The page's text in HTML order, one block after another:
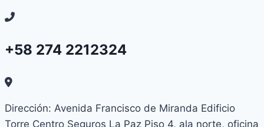
+58 274 2212324
Dirección: Avenida Francisco de Miranda Edificio
Torre Centro Seguros La Paz Piso 4, ala norte, oficina